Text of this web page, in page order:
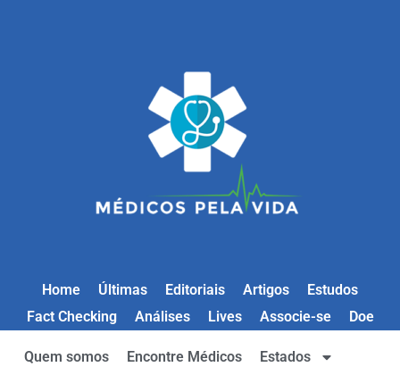
Home Últimas Editoriais Artigos
Estudos
Fact Checking
Análises Lives Associe-se Doe
Quem somos Encontre Médicos Estados